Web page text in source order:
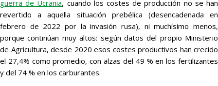
guerra de Ucrania, cuando los costes de producción no se han
revertido a aquella situación prebélica (desencadenada en
febrero de 2022 por la invasión rusa), ni muchísimo menos,
porque continúan muy altos: según datos del propio Ministerio
de Agricultura, desde 2020 esos costes productivos han crecido
el 27,4% como promedio, con alzas del 49 % en los fertilizantes
y del 74 % en los carburantes.